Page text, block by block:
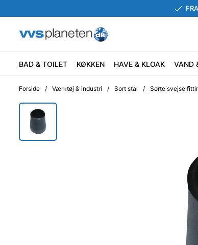
BAD & TOILET KØKKEN HAVE & KLOAK VAND
Forside / Værktøj & industri / Sort stål / Sorte svejse